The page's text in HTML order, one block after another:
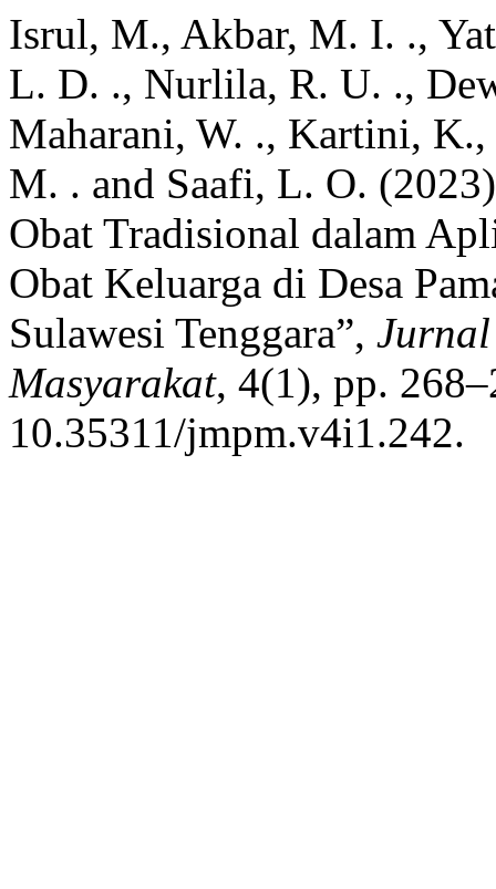
Isrul, M., Akbar, M. I. .,
L. D. ., Nurlila, R. U. .,
Maharani, W. ., Kartini,
M. . and Saafi, L. O.
Obat Tradisional dalam
Obat Keluarga di Desa
Sulawesi Tenggara”,
Masyarakat, 4(1), pp.
10.35311/jmpm.v4i1.242.